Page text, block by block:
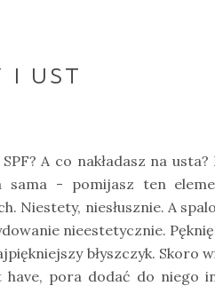
I UST
A co nakładasz na usta?
sama - pomijasz ten
Niestety, niesłusznie. A
nieestetycznie.
błyszczyk. Skoro
pora dodać do niego